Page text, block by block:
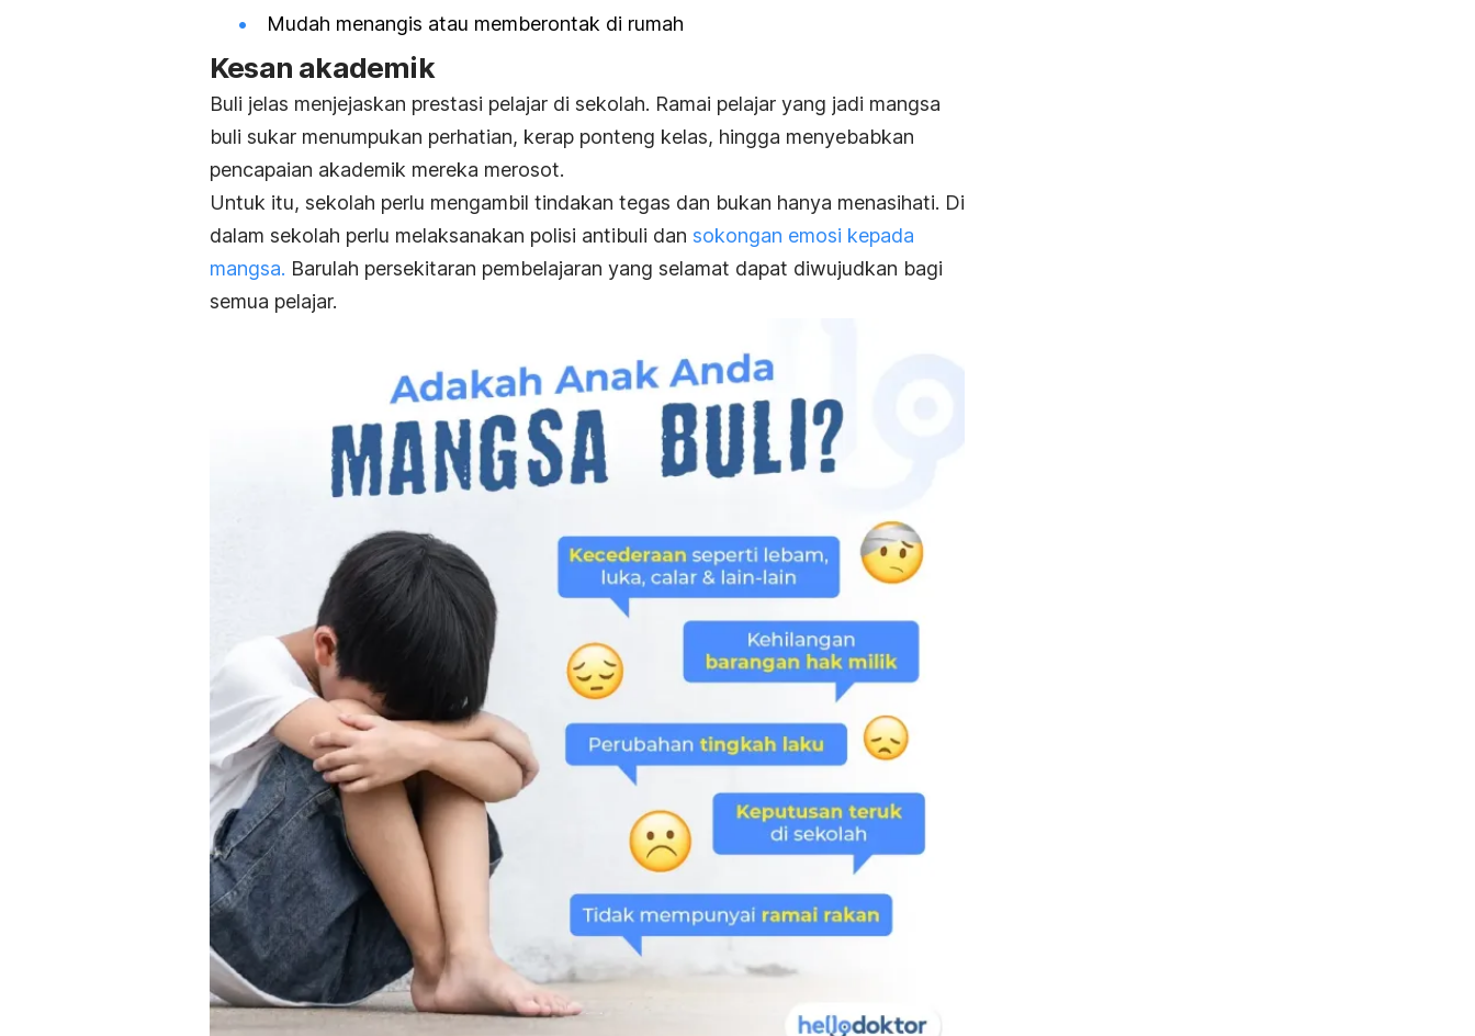
Mudah menangis atau memberontak di rumah
Kesan akademik
Buli jelas menjejaskan prestasi pelajar di sekolah. Ramai pelajar yang jadi mangsa
buli sukar menumpukan perhatian, kerap ponteng kelas, hingga menyebabkan
pencapaian akademik mereka merosot.
Untuk itu, sekolah perlu mengambil tindakan tegas dan bukan hanya menasihati. Di
dalam sekolah perlu melaksanakan polisi antibuli dan sokongan emosi kepada
mangsa. Barulah persekitaran pembelajaran yang selamat dapat diwujudkan bagi
semua pelajar.